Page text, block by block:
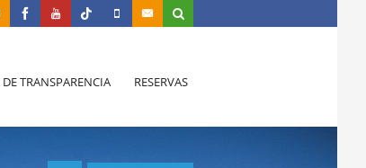
TRANSPARENCIA RESERVAS